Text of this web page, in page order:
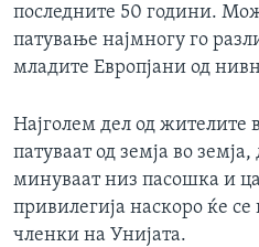
НАУКА
УМЕТНОСТ И ЗАБАВА
НАКУСО...
Јазици
последните 50 години.
патување најмногу го
младите Европјани од
Најголем дел од жителите
патуваат од земја во
минуваат низ пасошка и
привилегија наскоро ќе
членки на Унијата.